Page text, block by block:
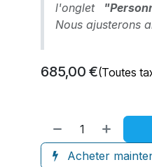
l'onglet
Nous ajusterons
685,00 €(Toutes
Acheter